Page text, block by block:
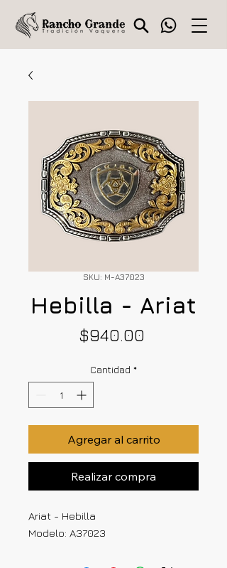
SKU: M-A37023
Hebilla - Ariat
$940.00
Cantidad *
Agregar al carrito
Realizar compra
Ariat - Hebilla
Modelo: A37023